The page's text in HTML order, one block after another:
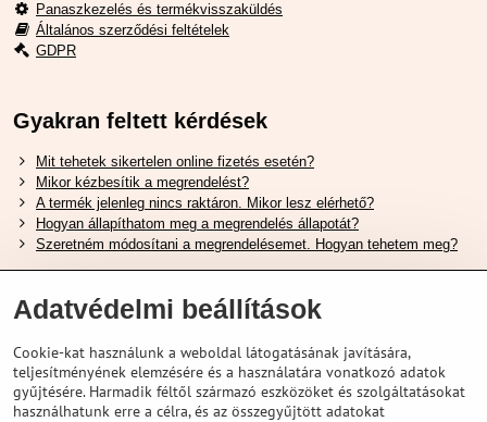
Panaszkezelés és termékvisszaküldés
Általános szerződési feltételek
GDPR
Gyakran feltett kérdések
Mit tehetek sikertelen online fizetés esetén?
Mikor kézbesítik a megrendelést?
A termék jelenleg nincs raktáron. Mikor lesz elérhető?
Hogyan állapíthatom meg a megrendelés állapotát?
Szeretném módosítani a megrendelésemet. Hogyan tehetem meg?
Hasznos Linkek
Hogyan válasszuk ki a megfelelő felfüggesztési villát ?
Hogyan válasszuk ki a megfelelő méretű sisakot?
Shimano E-Bike Akkumulátor Útmutató
Adatvédelmi beállítások
Cookie-kat használunk a weboldal látogatásának javítására,
teljesítményének elemzésére és a használatára vonatkozó adatok
gyűjtésére. Harmadik féltől származó eszközöket és szolgáltatásokat
használhatunk erre a célra, és az összegyűjtött adatokat